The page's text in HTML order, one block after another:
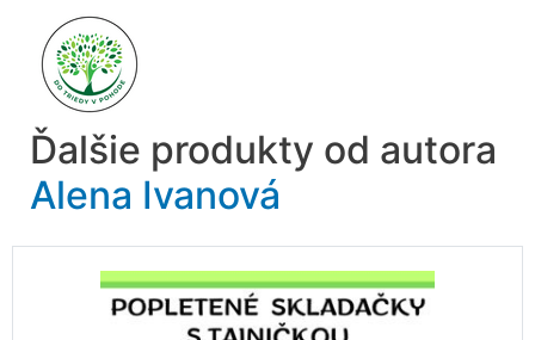
Ďalšie produkty od autora
Alena Ivanová